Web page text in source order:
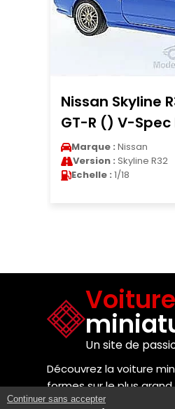
Nissan Skyline
GT-R () V-Spec
Marque : Nissan
Version : Skyline R32
Echelle : 1/18
Voiture
Un site de
Découvrez la voiture
formes sur le plus
passionnés de modèles
Continuer sans accepter